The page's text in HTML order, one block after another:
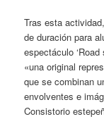
Tras esta
de duración para
espectáculo
«una original
que se combinan
envolventes e
Consistorio